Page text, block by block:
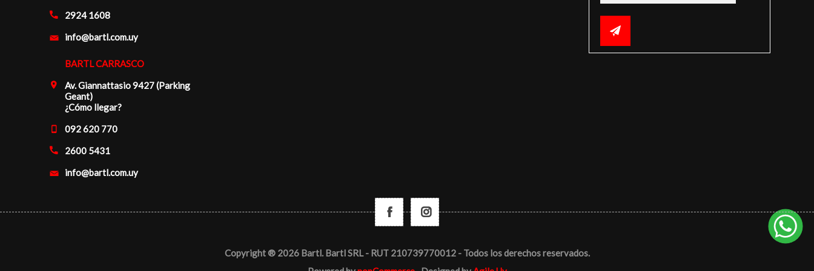
2924 1608
info@bartl.com.uy
BARTL CARRASCO
Av. Giannattasio 9427 (Parking
Geant)
¿Cómo llegar?
092 620 770
2600 5431
info@bartl.com.uy
Copyright ® 2026 Bartl. Bartl SRL - RUT 210739770012 - Todos los derechos reservados.